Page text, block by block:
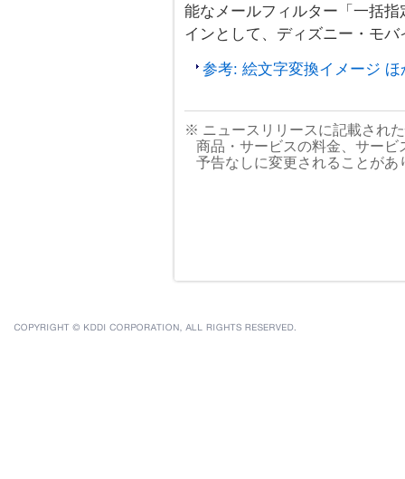
能なメールフィルター「一括
インとして、ディズニー・モ
参考: 絵文字変換イメージ ほ
※ ニュースリリースに記載され
商品・サービスの料金、サー
予告なしに変更されることが